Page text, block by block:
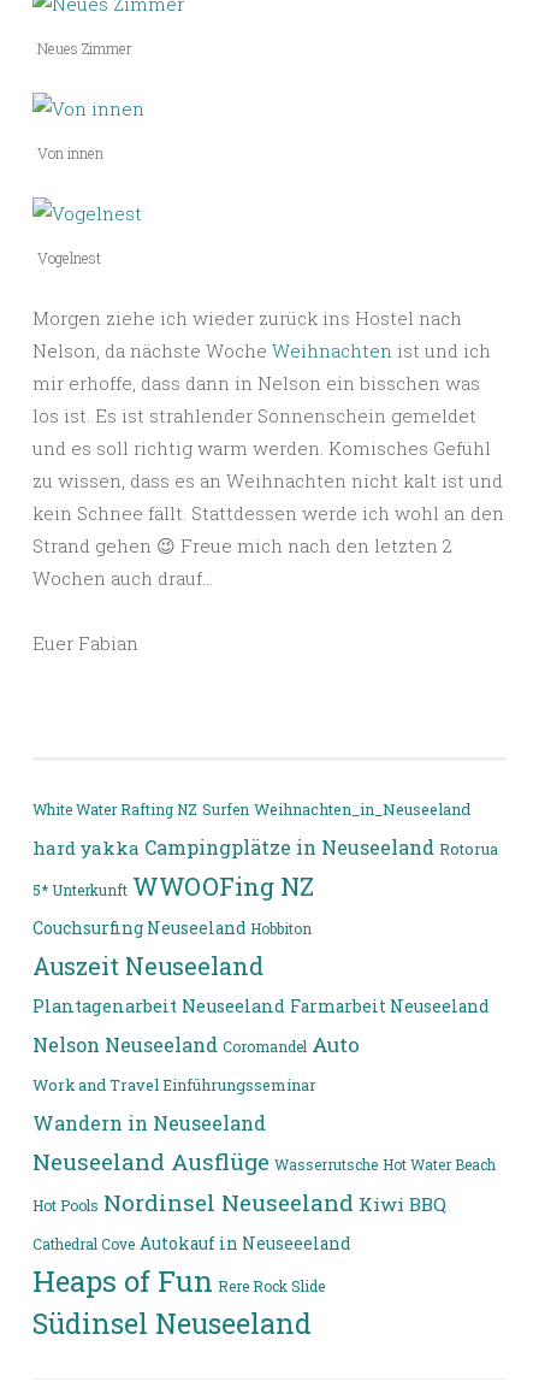
Neues Zimmer
Von innen
Vogelnest
Morgen ziehe ich wieder zurück ins Hostel nach
Nelson, da nächste Woche Weihnachten ist und ich
mir erhoffe, dass dann in Nelson ein bisschen was
los ist. Es ist strahlender Sonnenschein gemeldet
und es soll richtig warm werden. Komisches Gefühl
zu wissen, dass es an Weihnachten nicht kalt ist und
kein Schnee fällt. Stattdessen werde ich wohl an den
Strand gehen 😉 Freue mich nach den letzten 2
Wochen auch drauf…
Euer Fabian
White Water Rafting NZ Surfen Weihnachten_in_Neuseeland
hard yakka Campingplätze in Neuseeland Rotorua
5* Unterkunft WWOOFing NZ
Couchsurfing Neuseeland Hobbiton
Auszeit Neuseeland
Plantagenarbeit Neuseeland Farmarbeit Neuseeland
Nelson Neuseeland Coromandel Auto
Work and Travel Einführungsseminar
Wandern in Neuseeland
Neuseeland Ausflüge Wasserrutsche Hot Water Beach
Hot Pools Nordinsel Neuseeland Kiwi BBQ
Cathedral Cove Autokauf in Neuseeeland
Heaps of Fun Rere Rock Slide
Südinsel Neuseeland